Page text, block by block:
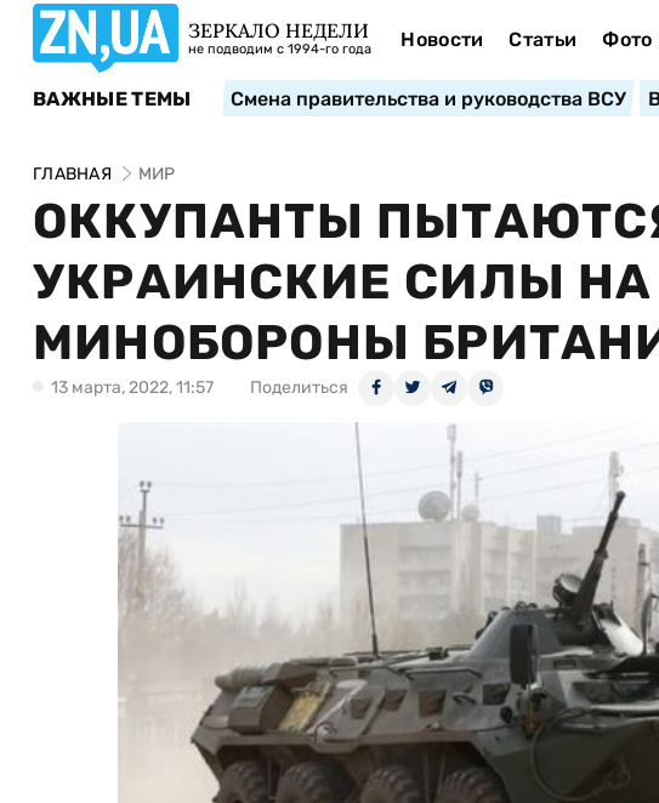
ЗЕРКАЛО НЕДЕЛИ
не подводим с 1994-го года Новости Статьи Фото
ВАЖНЫЕ ТЕМЫ Смена правительства и руководства ВСУ
ГЛАВНАЯ МИР
ОККУПАНТЫ
УКРАИНСКИЕ СИЛЫ
МИНОБОРОНЫ
13 марта, 2022, 11:57 Поделиться